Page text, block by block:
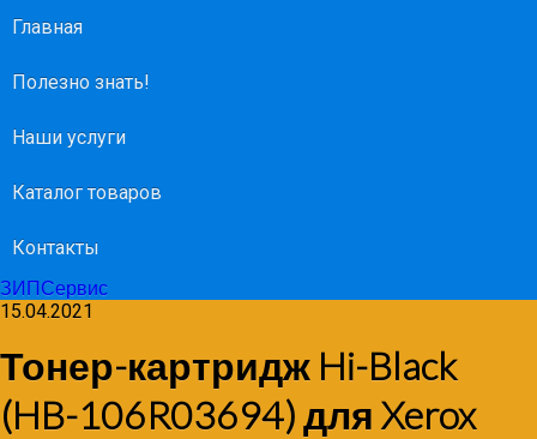
Главная
Полезно знать!
Наши услуги
Каталог товаров
Контакты
ЗИПСервис
15.04.2021
Тонер-картридж Hi-Black
(HB-106R03694) для Xerox